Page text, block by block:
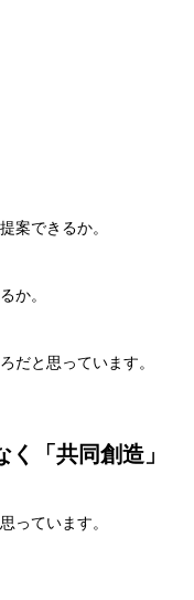
案できるか。
か。
だと思っています。
「共同創造」
っています。